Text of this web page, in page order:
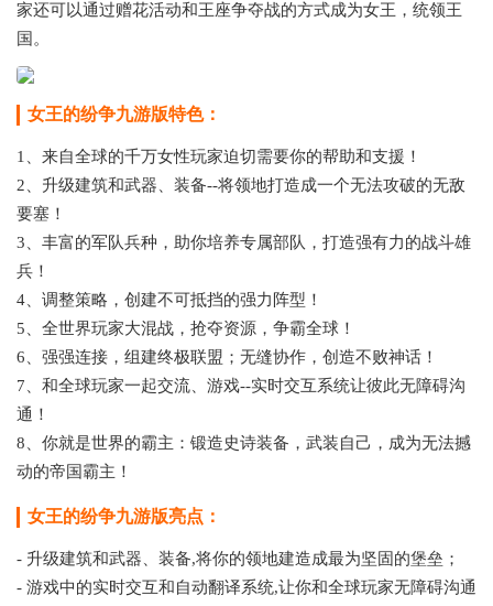
家还可以通过赠花活动和王座争夺战的方式成为女王，统领王
国。
女王的纷争九游版特色：
1、来自全球的千万女性玩家迫切需要你的帮助和支援！
2、升级建筑和武器、装备--将领地打造成一个无法攻破的无敌
要塞！
3、丰富的军队兵种，助你培养专属部队，打造强有力的战斗雄
兵！
4、调整策略，创建不可抵挡的强力阵型！
5、全世界玩家大混战，抢夺资源，争霸全球！
6、强强连接，组建终极联盟；无缝协作，创造不败神话！
7、和全球玩家一起交流、游戏--实时交互系统让彼此无障碍沟
通！
8、你就是世界的霸主：锻造史诗装备，武装自己，成为无法撼
动的帝国霸主！
女王的纷争九游版亮点：
- 升级建筑和武器、装备,将你的领地建造成最为坚固的堡垒；
- 游戏中的实时交互和自动翻译系统,让你和全球玩家无障碍沟通